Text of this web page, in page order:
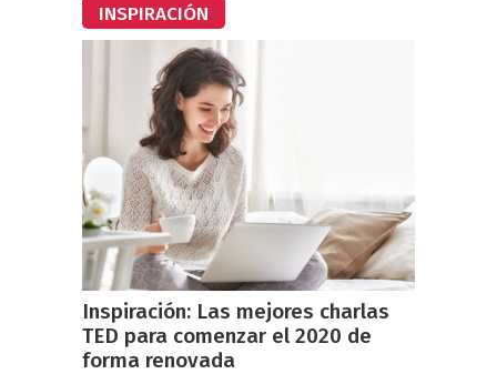
INSPIRACIÓN
Inspiración: Las mejores charlas
TED para comenzar el 2020 de
forma renovada